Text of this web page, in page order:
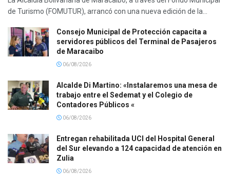
de Turismo (FOMUTUR), arrancó con una nueva edición de la...
Consejo Municipal de Protección capacita a
servidores públicos del Terminal de Pasajeros
de Maracaibo
06/08/2026
Alcalde Di Martino: «Instalaremos una mesa de
trabajo entre el Sedemat y el Colegio de
Contadores Públicos «
06/08/2026
Entregan rehabilitada UCI del Hospital General
del Sur elevando a 124 capacidad de atención en
Zulia
06/08/2026